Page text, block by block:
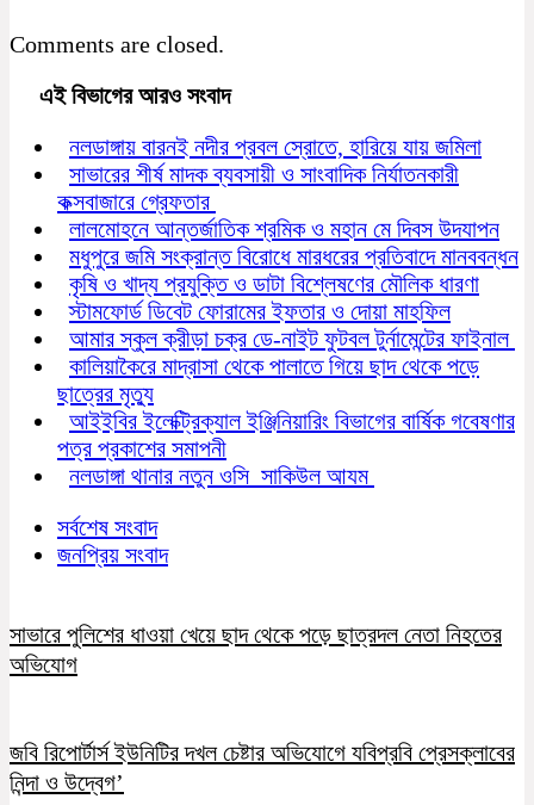
Comments are closed.
এই বিভাগের আরও সংবাদ
নলডাঙ্গায় বারনই নদীর প্রবল স্রোতে, হারিয়ে যায় জমিলা
সাভারের শীর্ষ মাদক ব্যবসায়ী ও সাংবাদিক নির্যাতনকারী
কক্সবাজারে গ্রেফতার
লালমোহনে আন্তর্জাতিক শ্রমিক ও মহান মে দিবস উদযাপন
মধুপুরে জমি সংক্রান্ত বিরোধে মারধরের প্রতিবাদে মানববন্ধন
কৃষি ও খাদ্য প্রযুক্তি ও ডাটা বিশ্লেষণের মৌলিক ধারণা
স্টামফোর্ড ডিবেট ফোরামের ইফতার ও দোয়া মাহফিল
আমার স্কুল ক্রীড়া চক্র ডে-নাইট ফুটবল টুর্নামেন্টের ফাইনাল
কালিয়াকৈরে মাদ্রাসা থেকে পালাতে গিয়ে ছাদ থেকে পড়ে
ছাত্রের মৃত্যু
আইইবির ইলেক্ট্রিক্যাল ইঞ্জিনিয়ারিং বিভাগের বার্ষিক গবেষণার
পত্র প্রকাশের সমাপনী
নলডাঙ্গা থানার নতুন ওসি সাকিউল আযম
সর্বশেষ সংবাদ
জনপ্রিয় সংবাদ
সাভারে পুলিশের ধাওয়া খেয়ে ছাদ থেকে পড়ে ছাত্রদল নেতা নিহতের
অভিযোগ
জবি রিপোর্টার্স ইউনিটির দখল চেষ্টার অভিযোগে যবিপ্রবি প্রেসক্লাবের
নিন্দা ও উদ্বেগ’